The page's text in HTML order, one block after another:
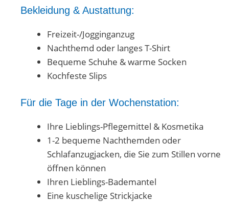
Bekleidung & Austattung:
Freizeit-/Jogginganzug
Nachthemd oder langes T-Shirt
Bequeme Schuhe & warme Socken
Kochfeste Slips
Für die Tage in der Wochenstation:
Ihre Lieblings-Pflegemittel & Kosmetika
1-2 bequeme Nachthemden oder
Schlafanzugjacken, die Sie zum Stillen vorne
öffnen können
Ihren Lieblings-Bademantel
Eine kuschelige Strickjacke